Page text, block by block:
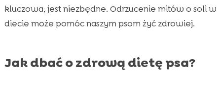
kluczowa, jest niezbędne. Odrzucenie mitów o soli w
diecie może pomóc naszym psom żyć zdrowiej.
Jak dbać o zdrową dietę psa?